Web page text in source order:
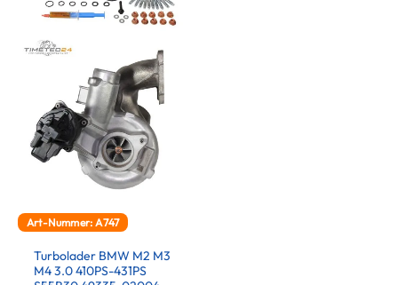
Art-Nummer: A747
Turbolader BMW M2 M3
M4 3.0 410PS-431PS